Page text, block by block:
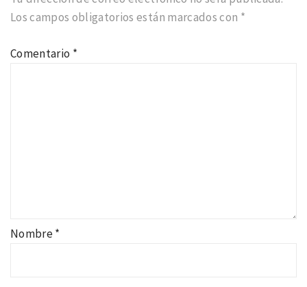
Los campos obligatorios están marcados con *
Comentario *
Nombre*